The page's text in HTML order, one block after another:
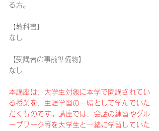
る方。
【教科書】
なし
【受講者の事前準備物】
なし
本講座は、大学生対象に本学で開講されてい
る授業を、生涯学習の一環として学んでいた
だくものです。講座では、会話の練習やグル
ープワーク等を大学生と一緒に学習していた